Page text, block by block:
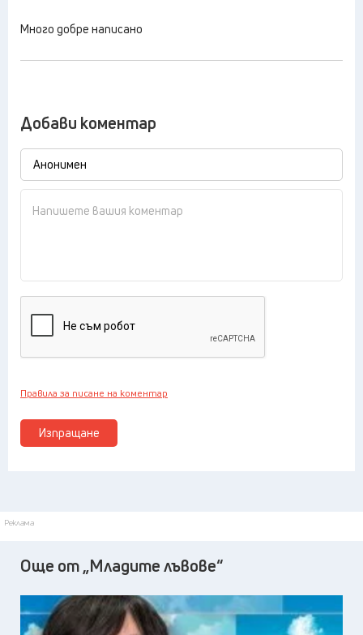
Много добре написано
Добави коментар
Изпращане
Правила за писане на коментар
Реклама
Още от „Младите лъвове“